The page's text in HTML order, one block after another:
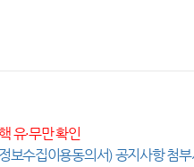
유·무만 확인
보수집이용동의서) 공지사항 첨